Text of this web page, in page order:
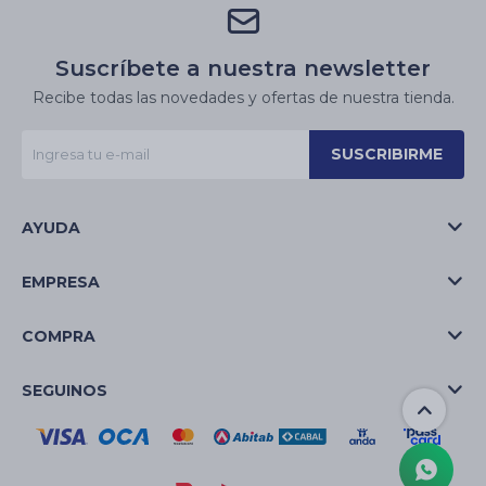
Suscríbete a nuestra newsletter
Recibe todas las novedades y ofertas de nuestra tienda.
SUSCRIBIRME
AYUDA
EMPRESA
COMPRA
SEGUINOS